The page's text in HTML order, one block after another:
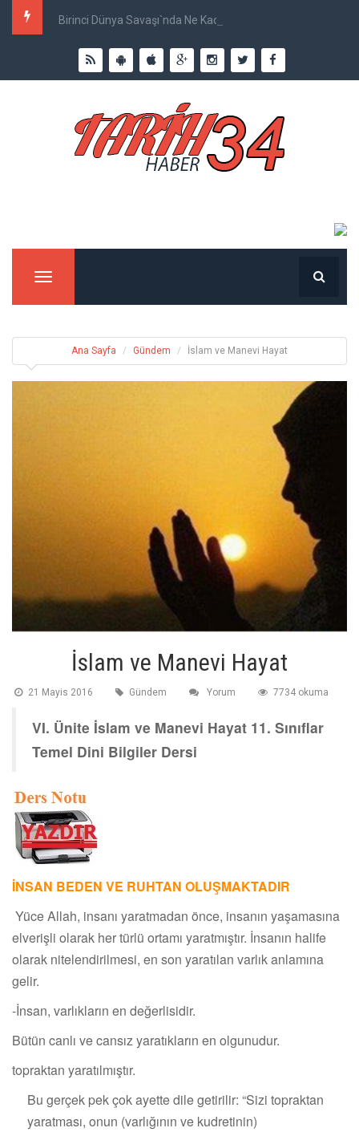
Birinci Dünya Savaşı`nda Ne Kadar İnsan Öldü?
Menu
Ana Sayfa Gündem İslam ve Manevi Hayat
İslam ve Manevi Hayat
21 Mayis 2016 Gündem Yorum 7734 okuma
VI. Ünite İslam ve Manevi Hayat 11. Sınıflar
Temel Dini Bilgiler Dersi
İNSAN BEDEN VE RUHTAN OLUŞMAKTADIR
Yüce Allah, insanı yaratmadan önce, insanın yaşamasına
elverişli olarak her türlü ortamı yaratmıştır. İnsanın halife
olarak nitelendirilmesi, en son yaratılan varlık anlamına
gelir.
-İnsan, varlıkların en değerlisidir.
Bütün canlı ve cansız yaratıkların en olgunudur.
topraktan yaratılmıştır.
Bu gerçek pek çok ayette dile getirilir: “Sizi topraktan
yaratması, onun (varlığının ve kudretinin)